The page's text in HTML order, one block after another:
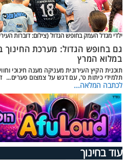
ילדי מגדל העמק בחופש הגדול (צילום: דוברות
גם בחופש הגדול: מערכת
במלוא המרץ
תוכנית הקיץ העירונית מעניקה מענה חינוכי
תלמידי כיתות ט', עם דגש על צמצום פערים...
לכתבה המלאה...
עוד בחינוך